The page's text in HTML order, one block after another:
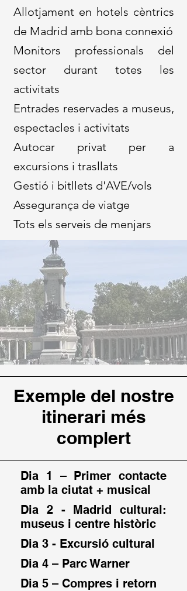
Allotjament en hotels cèntrics
de Madrid amb bona connexió
Monitors professionals del
sector durant totes les
activitats
Entrades reservades a museus,
espectacles i activitats
Autocar privat per a
excursions i trasllats
Gestió i bitllets d'AVE/vols
Assegurança de viatge
Tots els serveis de menjars
Exemple del nostre
itinerari més
complert
Dia 1 – Primer contacte
amb la ciutat + musical
Dia 2 - Madrid cultural:
museus i centre històric
Dia 3 - Excursió cultural
Dia 4 – Parc Warner
Dia 5 – Compres i retorn